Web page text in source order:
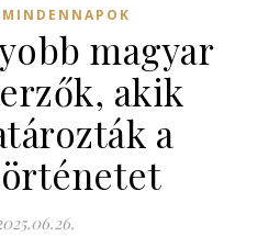
MINDENNAPOK
magyar
akik
a